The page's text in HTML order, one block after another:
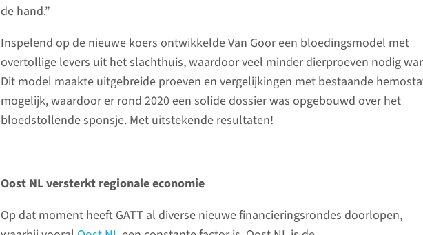
de hand.”
Inspelend op de nieuwe koers ontwikkelde Van Goor een bloedingsmodel met
overtollige levers uit het slachthuis, waardoor veel minder dierproeven nodig
Dit model maakte uitgebreide proeven en vergelijkingen met bestaande
mogelijk, waardoor er rond 2020 een solide dossier was opgebouwd over het
bloedstollende sponsje. Met uitstekende resultaten!
Oost NL versterkt regionale economie
Op dat moment heeft GATT al diverse nieuwe financieringsrondes doorlopen,